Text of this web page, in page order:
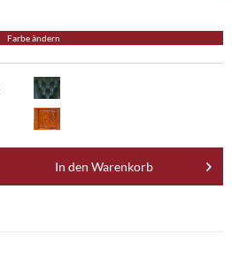
Farbe ändern
In den Warenkorb